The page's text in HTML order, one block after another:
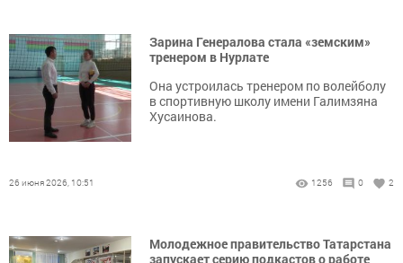
Зарина Генералова стала «земским»
тренером в Нурлате
Она устроилась тренером по волейболу
в спортивную школу имени Галимзяна
Хусаинова.
26 июня 2026, 10:51 1256 0 2
Молодежное правительство Татарстана
запускает серию подкастов о работе